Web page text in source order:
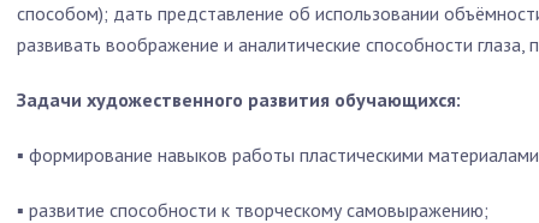
способом); дать представление об использовании
развивать воображение и аналитические способности глаза,
Задачи художественного развития обучающихся:
▪ формирование навыков работы пластическими
▪ развитие способности к творческому самовыражению;